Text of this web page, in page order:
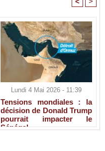
Lundi 4 Mai 2026 - 11:39
Tensions mondiales : la
décision de Donald Trump
pourrait impacter le
Sénégal